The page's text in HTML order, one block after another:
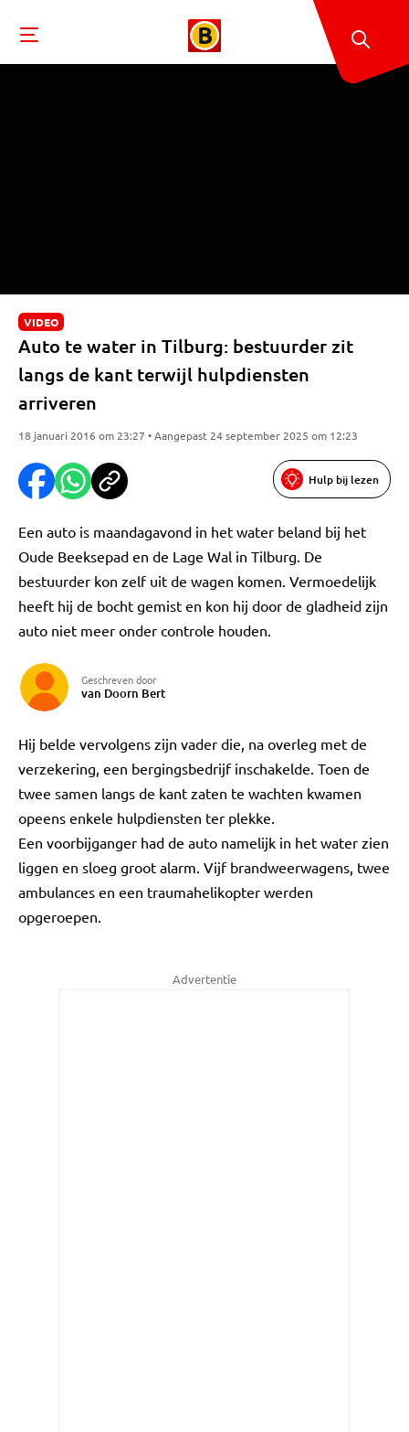
VIDEO
Auto te water in Tilburg: bestuurder zit
langs de kant terwijl hulpdiensten
arriveren
18 januari 2016 om 23:27 • Aangepast 24 september 2025 om 12:23
Hulp bij lezen
Een auto is maandagavond in het water beland bij het
Oude Beeksepad en de Lage Wal in Tilburg. De
bestuurder kon zelf uit de wagen komen. Vermoedelijk
heeft hij de bocht gemist en kon hij door de gladheid zijn
auto niet meer onder controle houden.
Geschreven door
van Doorn Bert
Hij belde vervolgens zijn vader die, na overleg met de
verzekering, een bergingsbedrijf inschakelde. Toen de
twee samen langs de kant zaten te wachten kwamen
opeens enkele hulpdiensten ter plekke.
Een voorbijganger had de auto namelijk in het water zien
liggen en sloeg groot alarm. Vijf brandweerwagens, twee
ambulances en een traumahelikopter werden
opgeroepen.
Advertentie